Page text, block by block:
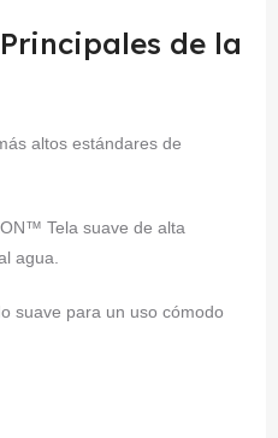
de la
altos estándares de
Tela suave de alta
agua.
suave para un uso cómodo